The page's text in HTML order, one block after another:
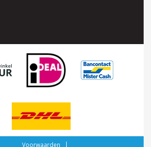
Voorwaarden